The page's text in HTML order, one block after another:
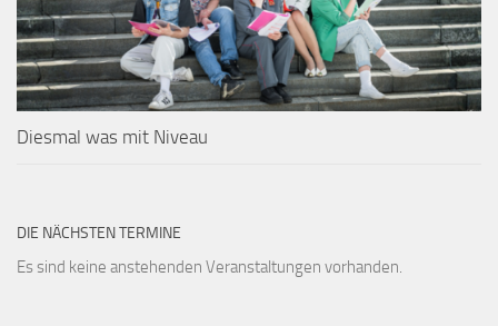
Diesmal was mit Niveau
DIE NÄCHSTEN TERMINE
Es sind keine anstehenden Veranstaltungen vorhanden.